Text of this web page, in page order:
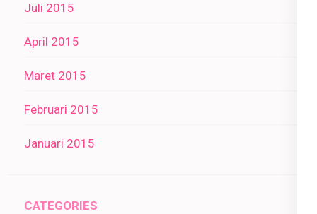
Juli 2015
April 2015
Maret 2015
Februari 2015
Januari 2015
CATEGORIES